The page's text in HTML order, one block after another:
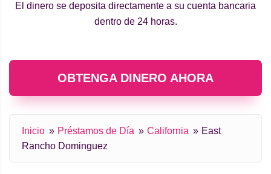
El dinero se deposita directamente a su cuenta bancaria
dentro de 24 horas.
OBTENGA DINERO AHORA
Inicio Préstamos de Día California
East
Rancho Dominguez